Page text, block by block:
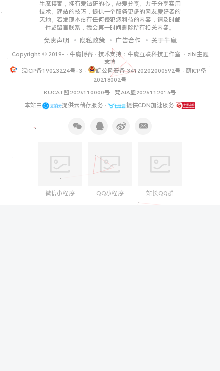
牛魔博客，拥有爱钻研的心，热爱分享、力于分享实用
技术、建站的技巧，提供一个服务更多的网友爱好者的
天地。若发现本站有任何侵犯您利益的内容，请及时邮
件或留言联系，我会第一时间删除所有相关内容。
免责声明 隐私政策 广告合作 关于牛魔
Copyright © 2019- · 牛魔博客 · 技术支持： 牛魔互联科技工作室 · zibi主题
支持
皖ICP备19023224号-3 · 皖公网安备 34120202000592号 · 萌ICP备
20218002号
KUCAT盟2025110000号 · 梵AIA盟2025112014号
本站由
提供云储存服务 · 提供CDN加速服务
微信小程序 QQ小程序 站长QQ群